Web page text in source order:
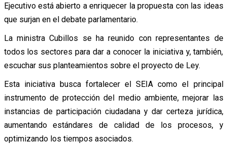
Ejecutivo está abierto a enriquecer la propuesta con las ideas
que surjan en el debate parlamentario.
La ministra Cubillos se ha reunido con representantes de
todos los sectores para dar a conocer la iniciativa y, también,
escuchar sus planteamientos sobre el proyecto de Ley.
Esta iniciativa busca fortalecer el SEIA como el principal
instrumento de protección del medio ambiente, mejorar las
instancias de participación ciudadana y dar certeza jurídica,
aumentando estándares de calidad de los procesos, y
optimizando los tiempos asociados.